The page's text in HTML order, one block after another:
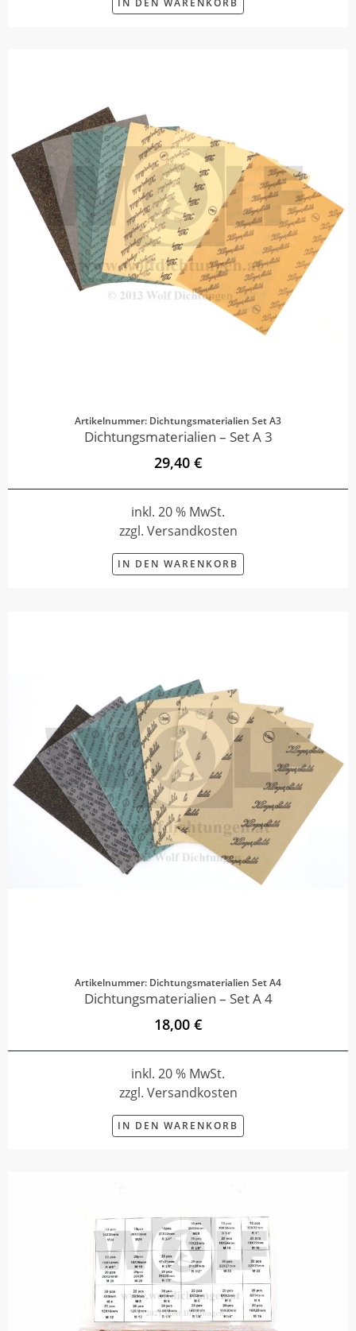
IN DEN WARENKORB
Artikelnummer: Dichtungsmaterialien Set A3
Dichtungsmaterialien – Set A 3
29,40 €
inkl. 20 % MwSt.
zzgl. Versandkosten
IN DEN WARENKORB
Artikelnummer: Dichtungsmaterialien Set A4
Dichtungsmaterialien – Set A 4
18,00 €
inkl. 20 % MwSt.
zzgl. Versandkosten
IN DEN WARENKORB